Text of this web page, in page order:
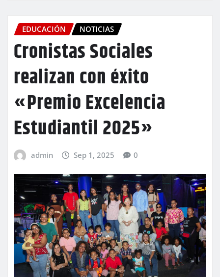
EDUCACIÓN NOTICIAS
Cronistas Sociales
realizan con éxito
«Premio Excelencia
Estudiantil 2025»
admin Sep 1, 2025 0